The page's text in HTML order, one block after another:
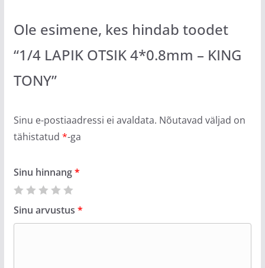
Ole esimene, kes hindab toodet
“1/4 LAPIK OTSIK 4*0.8mm – KING
TONY”
Sinu e-postiaadressi ei avaldata. Nõutavad väljad on
tähistatud *-ga
Sinu hinnang*
Sinu arvustus *